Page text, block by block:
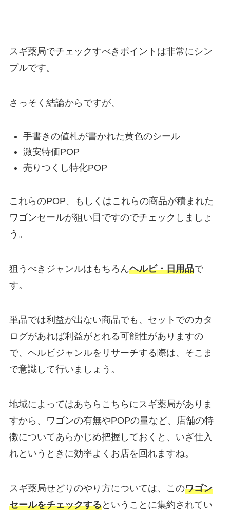
スギ薬局でチェックすべきポイントは非常にシン
プルです。
さっそく結論からですが、
手書きの値札が書かれた黄色のシール
激安特価POP
売りつくし特化POP
これらのPOP、もしくはこれらの商品が積まれた
ワゴンセールが狙い目ですのでチェックしましょ
う。
狙うべきジャンルはもちろんヘルビ・日用品で
す。
単品では利益が出ない商品でも、セットでのカタ
ログがあれば利益がとれる可能性がありますの
で、ヘルビジャンルをリサーチする際は、そこま
で意識して行いましょう。
地域によってはあちらこちらにスギ薬局がありま
すから、ワゴンの有無やPOPの量など、店舗の特
徴についてあらかじめ把握しておくと、いざ仕入
れというときに効率よくお店を回れますね。
スギ薬局せどりのやり方については、このワゴン
セールをチェックするということに集約されてい